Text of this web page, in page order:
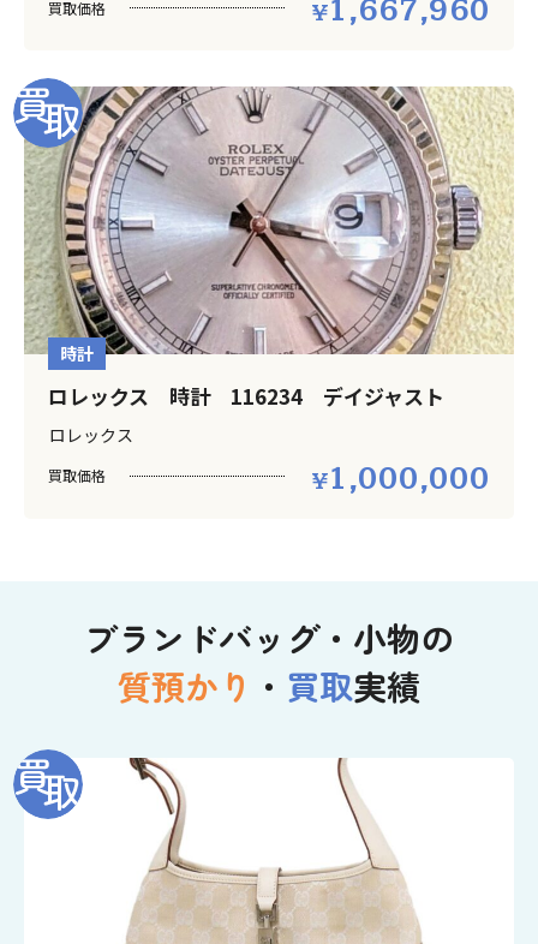
買取価格 1,667,960
時計
ロレックス 時計 116234 デイジャスト
ロレックス
買取価格 1,000,000
ブランドバッグ・小物の
質預かり ・ 買取実績